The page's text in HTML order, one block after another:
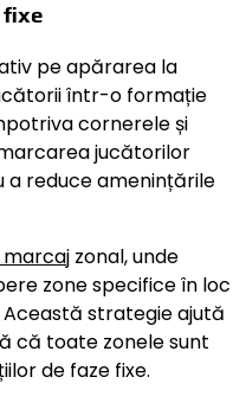
fixe
pe apărarea la
într-o formație
cornerele și
jucătorilor
a reduce amenințările
marcaj zonal, unde
zone specifice în loc
Această strategie ajută
că toate zonele sunt
de faze fixe.